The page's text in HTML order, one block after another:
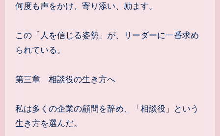
何度も声をかけ、寄り添い、励ます。
この「人を信じる姿勢」が、リーダーに一番求め
られている。
第三章 相談役の生き方へ
私は多くの企業の顧問を辞め、「相談役」という
生き方を選んだ。